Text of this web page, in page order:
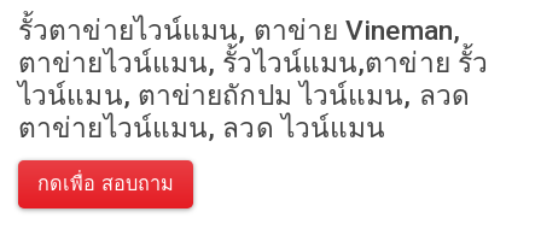
รั้วตาข่ายไวน์แมน, ตาข่าย Vineman,
ตาข่ายไวน์แมน, รั้วไวน์แมน,ตาข่าย รั้ว
ไวน์แมน, ตาข่ายถักปม ไวน์แมน, ลวด
ตาข่ายไวน์แมน, ลวด ไวน์แมน
กดเพื่อ สอบถาม